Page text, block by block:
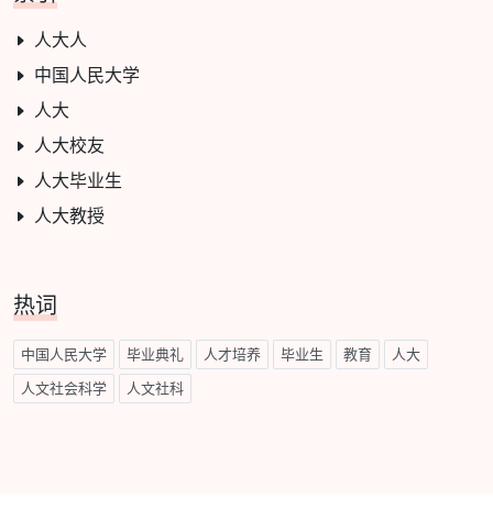
人大人
中国人民大学
人大
人大校友
人大毕业生
人大教授
热词
中国人民大学 毕业典礼 人才培养 毕业生 教育 人大
人文社会科学 人文社科